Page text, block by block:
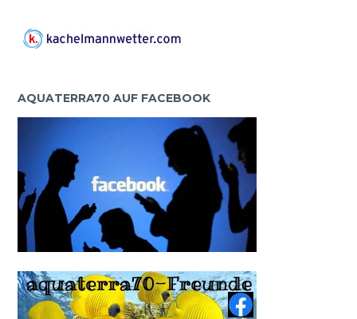
AQUATERRA70 AUF FACEBOOK